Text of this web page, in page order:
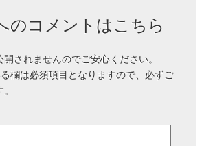
のコメントはこちら
されませんのでご安心ください。
欄は必須項目となりますので、必ずご